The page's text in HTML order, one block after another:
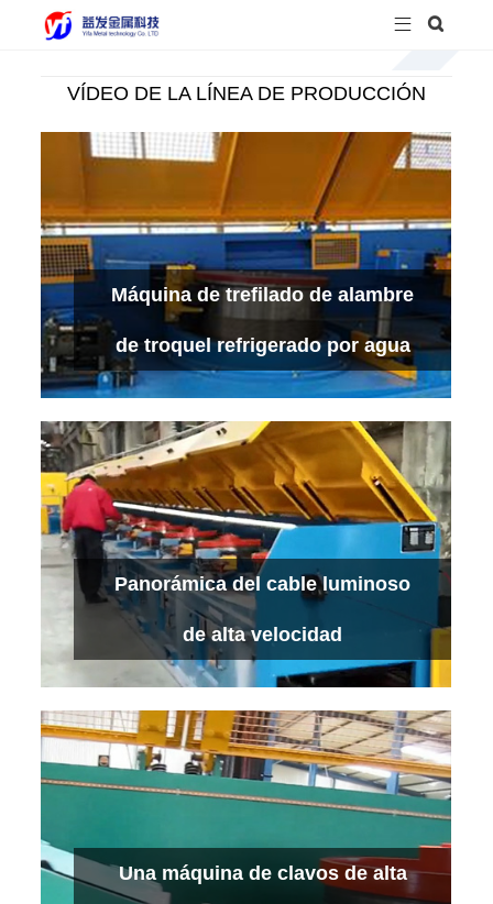
 
VÍDEO DE LA LÍNEA DE PRODUCCIÓN
Máquina de trefilado de alambre
de troquel refrigerado por agua
Máquina de trefilado de alambre de troquel
refrigerado por agua
Ver más
Panorámica del cable luminoso
de alta velocidad
Panorámica del cable luminoso de alta
velocidad
Una máquina de clavos de alta